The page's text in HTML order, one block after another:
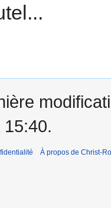
À propos de Christ-